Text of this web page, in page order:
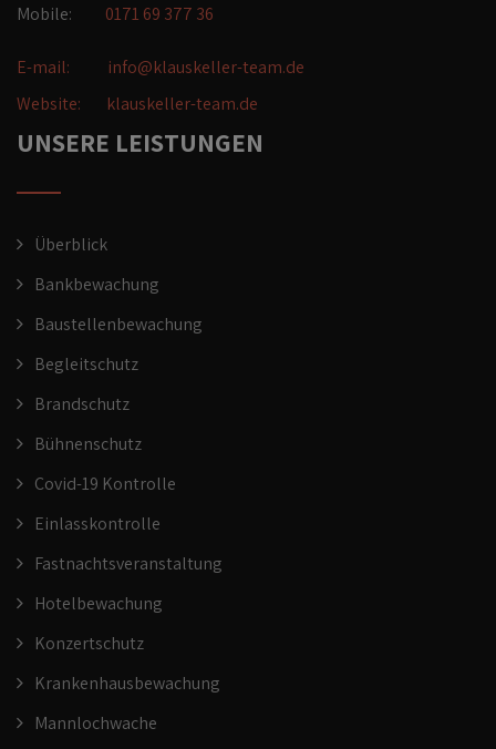
Mobile: 0171 69 377 36
E-mail:
info@klauskeller-team.de
Website:
klauskeller-team.de
UNSERE LEISTUNGEN
Überblick
Bankbewachung
Baustellenbewachung
Begleitschutz
Brandschutz
Bühnenschutz
Covid-19 Kontrolle
Einlasskontrolle
Fastnachtsveranstaltung
Hotelbewachung
Konzertschutz
Krankenhausbewachung
Mannlochwache